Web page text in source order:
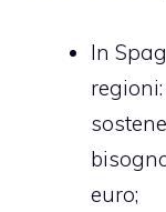
In
regioni
euro;